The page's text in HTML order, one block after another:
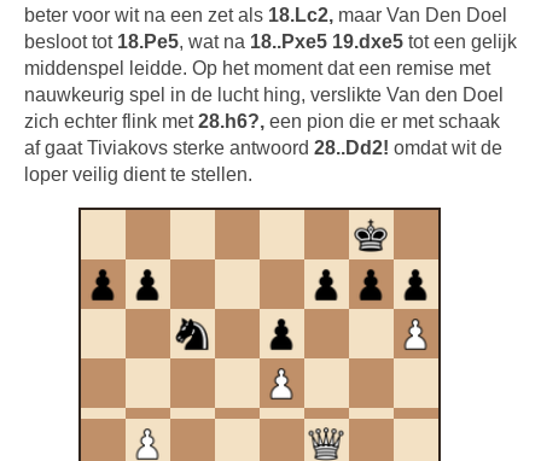
beter voor wit na een zet als 18.Lc2, maar Van Den Doel
besloot tot 18.Pe5, wat na 18..Pxe5 19.dxe5 tot een gelijk
middenspel leidde. Op het moment dat een remise met
nauwkeurig spel in de lucht hing, verslikte Van den Doel
zich echter flink met28.h6?, een pion die er met schaak
af gaat Tiviakovs sterke antwoord 28..Dd2! omdat wit de
loper veilig dient te stellen.